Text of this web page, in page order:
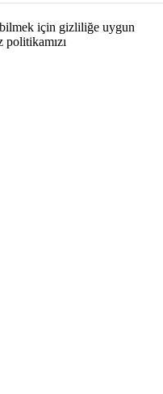
için gizliliğe uygun
politikamızı